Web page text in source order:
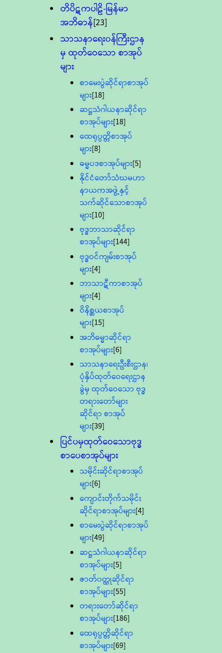
တိပိဋကပါဠိ-မြန်မာ
အဘိဓာန်[23]
သာသနာရေး၀န်ကြီးဌာန
မှ ထုတ်ဝေသော စာအုပ်
များ
စာမေးပွဲဆိုင်ရာစာအုပ်
များ[18]
ဆဋ္ဌသံဂါယနာဆိုင်ရာ
စာအုပ်များ[18]
ထေရုပ္ပတ္တိစာအုပ်
များ[8]
ဓမ္မပဒစာအုပ်များ[5]
နိုင်ငံတော်သံဃမဟာ
နာယကအဖွဲ့နှင့်
သက်ဆိုင်သောစာအုပ်
များ[10]
ဗုဒ္ဓဘာသာဆိုင်ရာ
စာအုပ်များ[144]
ဗုဒ္ဓဝင်ကျမ်းစာအုပ်
များ[4]
ဘာသာဋီကာစာအုပ်
များ[4]
ဝိနိစ္ဆယစာအုပ်
များ[15]
အဘိဓမ္မာဆိုင်ရာ
စာအုပ်များ[6]
သာသနာရေးဦးစီးဌာန၊
ပုံနှိပ်ထုတ်ဝေရေးဌာန
ခွဲမှ ထုတ်ဝေသော ဗုဒ္ဓ
တရားတော်များ
ဆိုင်ရာ စာအုပ်
များ[39]
ပြင်ပမှထုတ်ဝေသောဗုဒ္ဓ
စာပေစာအုပ်များ
သမိုင်းဆိုင်ရာစာအုပ်
များ[6]
ကျောင်းတိုက်သမိုင်း
ဆိုင်ရာစာအုပ်များ[4]
စာမေးပွဲဆိုင်ရာစာအုပ်
များ[49]
ဆဋ္ဌသံဂါယနာဆိုင်ရာ
စာအုပ်များ[5]
ဇာတ်၀တ္ထုဆိုင်ရာ
စာအုပ်များ[55]
တရားတော်ဆိုင်ရာ
စာအုပ်များ[186]
ထေရုပ္ပတ္တိဆိုင်ရာ
စာအုပ်များ[69]